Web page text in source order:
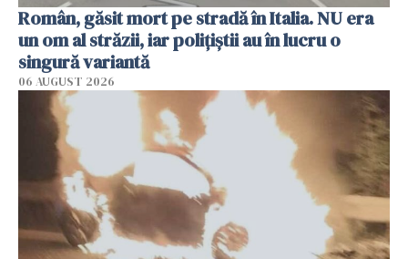
Român, găsit mort pe stradă în Italia. NU era
un om al străzii, iar polițiștii au în lucru o
singură variantă
06 AUGUST 2026